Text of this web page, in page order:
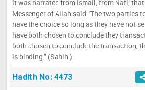
it was narrated from Ismail, from Nafi, that
Messenger of Allah said: 'The two parties
have the choice so long as they have not
have both chosen to conclude they
both chosen to conclude the transaction,
is binding." (Sahih )
Hadith No: 4473